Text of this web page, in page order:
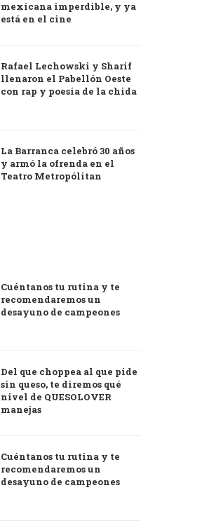
mexicana imperdible, y ya
está en el cine
Rafael Lechowski y Sharif
llenaron el Pabellón Oeste
con rap y poesía de la chida
La Barranca celebró 30 años
y armó la ofrenda en el
Teatro Metropólitan
Cuéntanos tu rutina y te
recomendaremos un
desayuno de campeones
Del que choppea al que pide
sin queso, te diremos qué
nivel de QUESOLOVER
manejas
Cuéntanos tu rutina y te
recomendaremos un
desayuno de campeones